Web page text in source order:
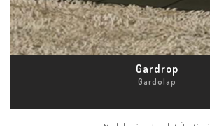
Gardrop
Gardolap